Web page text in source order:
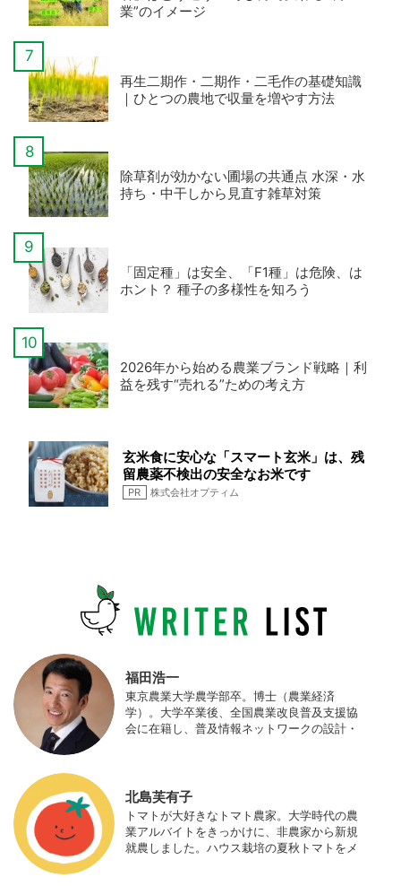
業”のイメージ
再生二期作・二期作・二毛作の基礎知識
｜ひとつの農地で収量を増やす方法
除草剤が効かない圃場の共通点 水深・水
持ち・中干しから見直す雑草対策
「固定種」は安全、「F1種」は危険、は
ホント？ 種子の多様性を知ろう
2026年から始める農業ブランド戦略｜利
益を残す“売れる”ための考え方
玄米食に安心な「スマート玄米」は、残
留農薬不検出の安全なお米です
PR 株式会社オプティム
福田浩一
東京農業大学農学部卒。博士（農業経済
学）。大学卒業後、全国農業改良普及支援協
会に在籍し、普及情報ネットワークの設計・
の実証試験や農産物輸出などに関わった。主
にスマート農業の実証試験やコンサルなどに
携わっている。 HP：http://www.ijas.co.jp/
北島芙有子
トマトが大好きなトマト農家。大学時代の農
業アルバイトをきっかけに、非農家から新規
就農しました。ハウス栽培の夏秋トマトをメ